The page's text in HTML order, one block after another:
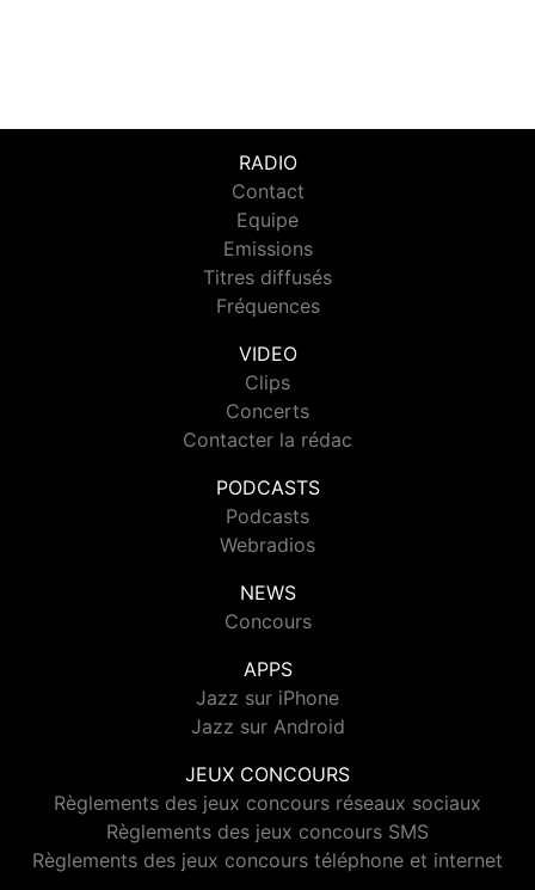
RADIO
Contact
Equipe
Emissions
Titres diffusés
Fréquences
VIDEO
Clips
Concerts
Contacter la rédac
PODCASTS
Podcasts
Webradios
NEWS
Concours
APPS
Jazz sur iPhone
Jazz sur Android
JEUX CONCOURS
Règlements des jeux concours réseaux sociaux
Règlements des jeux concours SMS
Règlements des jeux concours téléphone et internet